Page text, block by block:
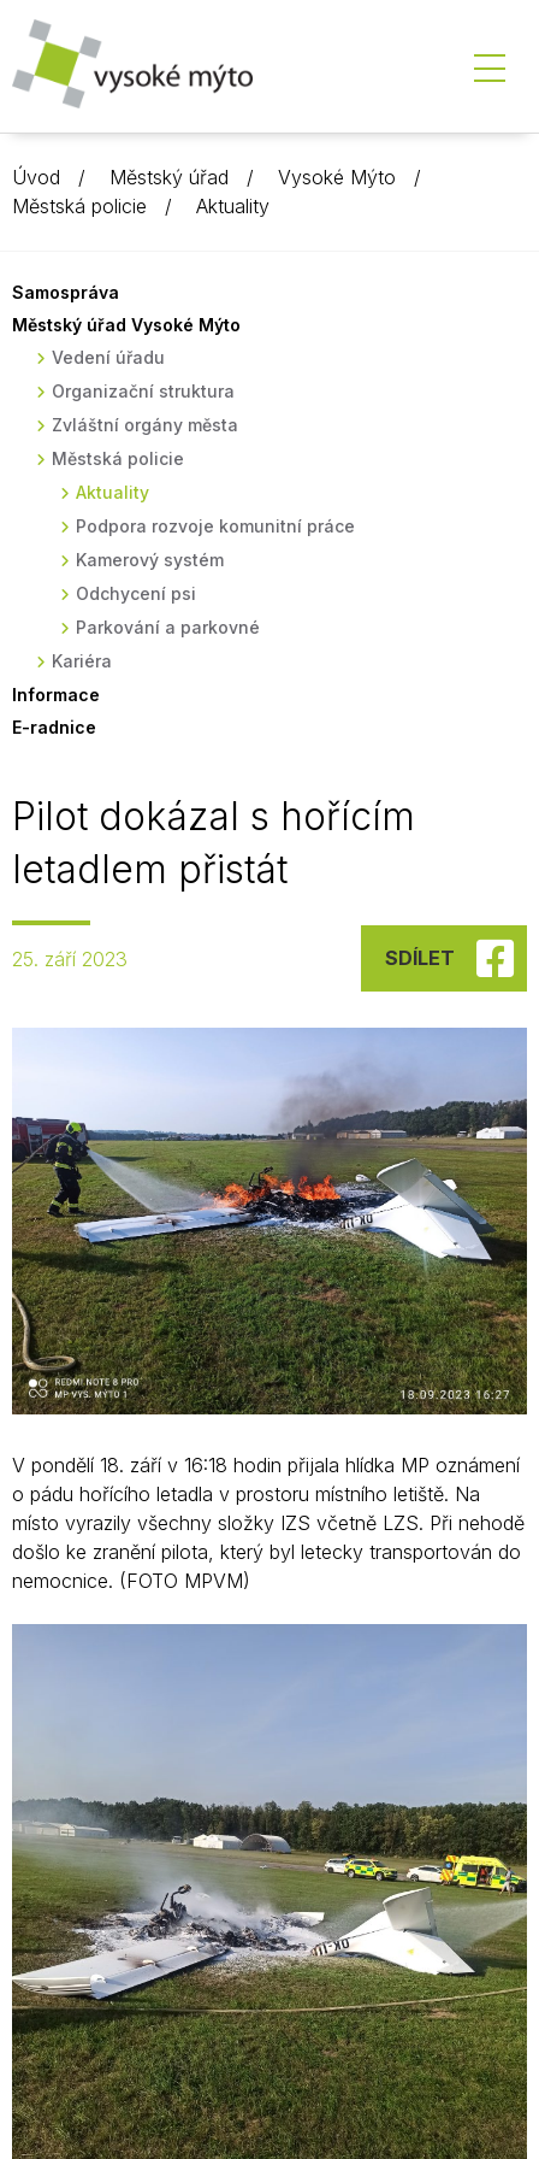
Úvod Městský úřad
Vysoké Mýto
Městská policie
Aktuality
Samospráva
Městský úřad Vysoké Mýto
Vedení úřadu
Organizační struktura
Zvláštní orgány města
Městská policie
Aktuality
Podpora rozvoje komunitní práce
Kamerový systém
Odchycení psi
Parkování a parkovné
Kariéra
Informace
E-radnice
Pilot dokázal s hořícím
letadlem přistát
25. září 2023 SDÍLET
V pondělí 18. září v 16:18 hodin přijala hlídka MP oznámení
o pádu hořícího letadla v prostoru místního letiště. Na
místo vyrazily všechny složky IZS včetně LZS. Při nehodě
došlo ke zranění pilota, který byl letecky transportován do
nemocnice. (FOTO MPVM)